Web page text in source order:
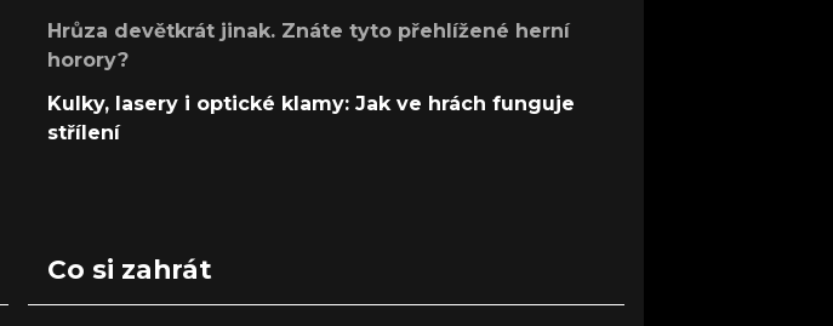
Hrůza devětkrát jinak. Znáte tyto přehlížené herní
horory?
Kulky, lasery i optické klamy: Jak ve hrách funguje
střílení
Co si zahrát